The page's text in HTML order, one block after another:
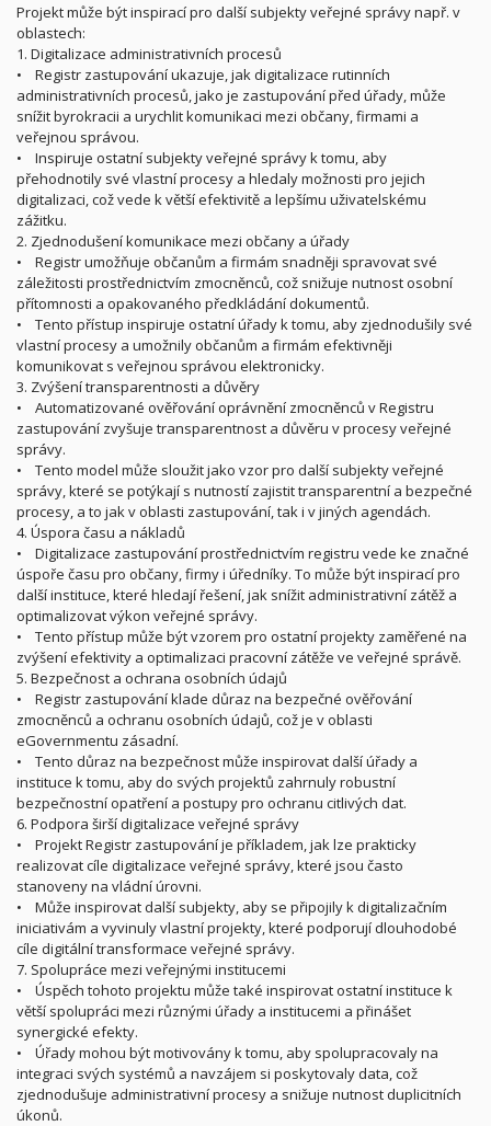
Projekt může být inspirací pro další subjekty veřejné správy např. v
oblastech:
1. Digitalizace administrativních procesů
• Registr zastupování ukazuje, jak digitalizace rutinních
administrativních procesů, jako je zastupování před úřady, může
snížit byrokracii a urychlit komunikaci mezi občany, firmami a
veřejnou správou.
• Inspiruje ostatní subjekty veřejné správy k tomu, aby
přehodnotily své vlastní procesy a hledaly možnosti pro jejich
digitalizaci, což vede k větší efektivitě a lepšímu uživatelskému
zážitku.
2. Zjednodušení komunikace mezi občany a úřady
• Registr umožňuje občanům a firmám snadněji spravovat své
záležitosti prostřednictvím zmocněnců, což snižuje nutnost osobní
přítomnosti a opakovaného předkládání dokumentů.
• Tento přístup inspiruje ostatní úřady k tomu, aby zjednodušily své
vlastní procesy a umožnily občanům a firmám efektivněji
komunikovat s veřejnou správou elektronicky.
3. Zvýšení transparentnosti a důvěry
• Automatizované ověřování oprávnění zmocněnců v Registru
zastupování zvyšuje transparentnost a důvěru v procesy veřejné
správy.
• Tento model může sloužit jako vzor pro další subjekty veřejné
správy, které se potýkají s nutností zajistit transparentní a bezpečné
procesy, a to jak v oblasti zastupování, tak i v jiných agendách.
4. Úspora času a nákladů
• Digitalizace zastupování prostřednictvím registru vede ke značné
úspoře času pro občany, firmy i úředníky. To může být inspirací pro
další instituce, které hledají řešení, jak snížit administrativní zátěž a
optimalizovat výkon veřejné správy.
• Tento přístup může být vzorem pro ostatní projekty zaměřené na
zvýšení efektivity a optimalizaci pracovní zátěže ve veřejné správě.
5. Bezpečnost a ochrana osobních údajů
• Registr zastupování klade důraz na bezpečné ověřování
zmocněnců a ochranu osobních údajů, což je v oblasti
eGovernmentu zásadní.
• Tento důraz na bezpečnost může inspirovat další úřady a
instituce k tomu, aby do svých projektů zahrnuly robustní
bezpečnostní opatření a postupy pro ochranu citlivých dat.
6. Podpora širší digitalizace veřejné správy
• Projekt Registr zastupování je příkladem, jak lze prakticky
realizovat cíle digitalizace veřejné správy, které jsou často
stanoveny na vládní úrovni.
• Může inspirovat další subjekty, aby se připojily k digitalizačním
iniciativám a vyvinuly vlastní projekty, které podporují dlouhodobé
cíle digitální transformace veřejné správy.
7. Spolupráce mezi veřejnými institucemi
• Úspěch tohoto projektu může také inspirovat ostatní instituce k
větší spolupráci mezi různými úřady a institucemi a přinášet
synergické efekty.
• Úřady mohou být motivovány k tomu, aby spolupracovaly na
integraci svých systémů a navzájem si poskytovaly data, což
zjednodušuje administrativní procesy a snižuje nutnost duplicitních
úkonů.